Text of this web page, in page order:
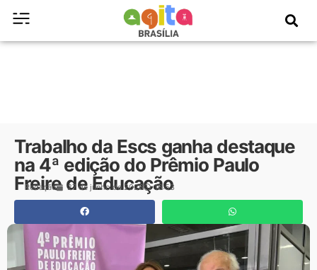
Trabalho da Escs ganha destaque
na 4ª edição do Prêmio Paulo
Freire de Educação
Redação 27 de junho de 2026 16:53